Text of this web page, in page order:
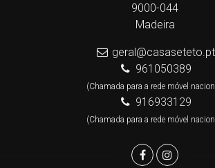
9000-044
Madeira
geral@casaseteto.pt
961050389
(Chamada para a rede móvel
916933129
(Chamada para a rede móvel